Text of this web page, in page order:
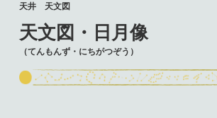
天井 天文図
天文図・日月像
（てんもんず・にちがつぞう）